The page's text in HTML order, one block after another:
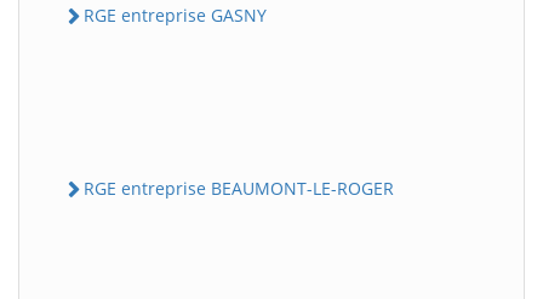
RGE entreprise GASNY
RGE entreprise BEAUMONT-LE-ROGER